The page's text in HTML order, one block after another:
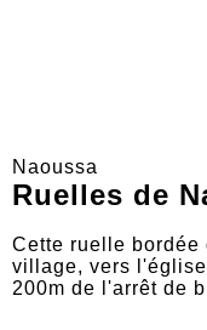
Naoussa
Ruelles de
Cette ruelle bordée
village, vers
200m de l'arrêt de